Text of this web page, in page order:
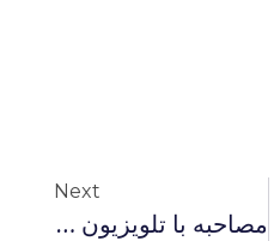
Next
مصاحبه با تلویزیون صدای آمریکا: حجاب اجباری، اعتراض‌های زنان و مواجهه حکومت